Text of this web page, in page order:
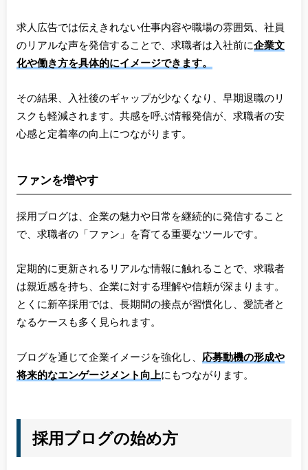
求人広告では伝えきれない仕事内容や職場の雰囲気、社員
のリアルな声を発信することで、求職者は入社前に企業文
化や働き方を具体的にイメージできます。
その結果、入社後のギャップが少なくなり、早期退職のリ
スクも軽減されます。共感を呼ぶ情報発信が、求職者の安
心感と定着率の向上につながります。
ファンを増やす
採用ブログは、企業の魅力や日常を継続的に発信すること
で、求職者の「ファン」を育てる重要なツールです。
定期的に更新されるリアルな情報に触れることで、求職者
は親近感を持ち、企業に対する理解や信頼が深まります。
とくに新卒採用では、長期間の接点が習慣化し、愛読者と
なるケースも多く見られます。
ブログを通じて企業イメージを強化し、 応募動機の形成や
将来的なエンゲージメント向上にもつながります。
採用ブログの始め方